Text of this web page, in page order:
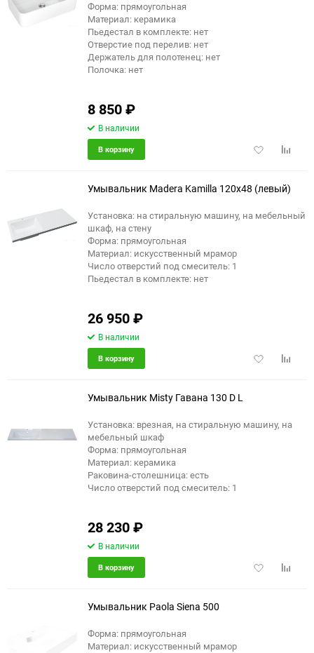
Форма: прямоугольная
Материал: керамика
Пьедестал в комплекте: нет
Отверстие под перелив: нет
Держатель для полотенец: нет
Полочка: нет
8 850₽
В наличии
Добавить
В корзину
еще 1 фото
Умывальник Madera Kamilla 120х48 (левый)
Установка: на стиральную машину, на мебельный
шкаф, на стену
Форма: прямоугольная
Материал: искусственный мрамор
Число отверстий под смеситель: 1
Пьедестал в комплекте: нет
26 950₽
В наличии
Добавить
В корзину
Умывальник Misty Гавана 130 D L
Установка: врезная, на стиральную машину, на
мебельный шкаф
Форма: прямоугольная
Материал: керамика
Раковина-столешница: есть
Число отверстий под смеситель: 1
28 230₽
В наличии
Добавить
В корзину
Умывальник Paola Siena 500
Форма: прямоугольная
Материал: искусственный мрамор